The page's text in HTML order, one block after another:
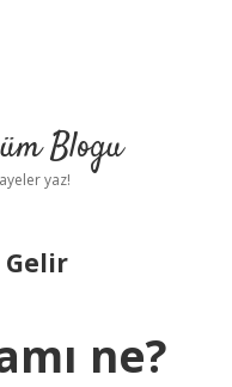
Blogu
yaz!
Gelir
ne?